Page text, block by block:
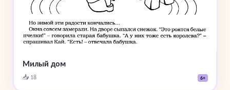
Милый дом
📥 18 6+